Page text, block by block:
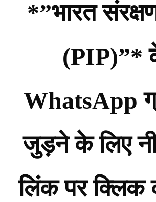
*”भारत संरक्षण
(PIP)”*
WhatsApp
जुड़ने के लिए
लिंक पर क्लिक